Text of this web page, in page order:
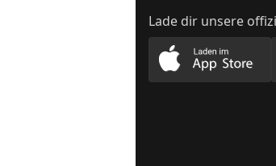
Lade dir unsere
Lade